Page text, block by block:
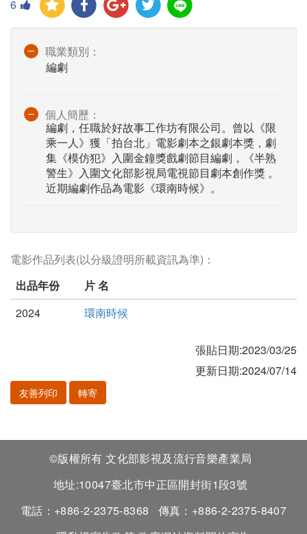
6
職業類別：
編劇
個人簡歷：
編劇，任職於好故事工作坊有限公司。曾以《限
乘一人》獲「拍台北」電影劇本之銀劇本獎，劇
集《模仿犯》入圍金鐘獎戲劇節目編劇，《半熟
警生》入圍文化部影視局電視節目劇本創作獎 。
近期編劇作品為電影《環南時候》。
電影作品列表(以分級證明所載資訊為準)：
出品年份
片 名
2024
環南時候
張貼日期:2023/03/25
更新日期:2024/07/14
友善列印 轉寄
©版權所有 文化部影視及流行音樂產業局
地址:10047臺北市中正區開封街1段3號
電話：+886-2-2375-8368
傳真：+886-2-2375-8407